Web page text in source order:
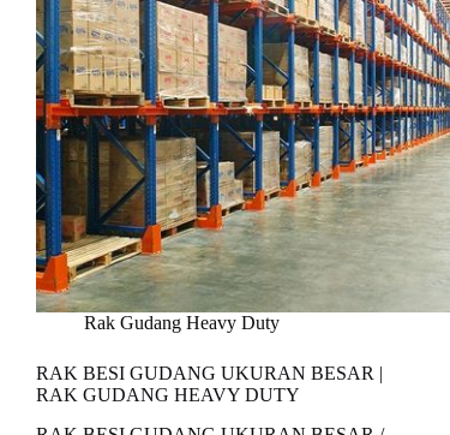
Rak Gudang Heavy Duty
RAK BESI GUDANG UKURAN BESAR |
RAK GUDANG HEAVY DUTY